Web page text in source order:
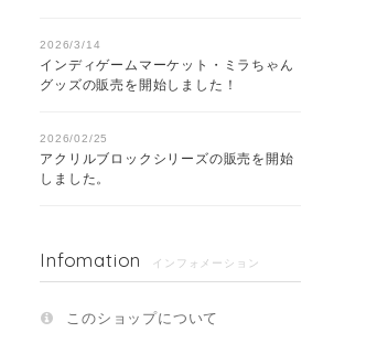
2026/3/14
インディゲームマーケット・ミラちゃん
グッズの販売を開始しました！
2026/02/25
アクリルブロックシリーズの販売を開始
しました。
Infomation インフォメーション
このショップについて